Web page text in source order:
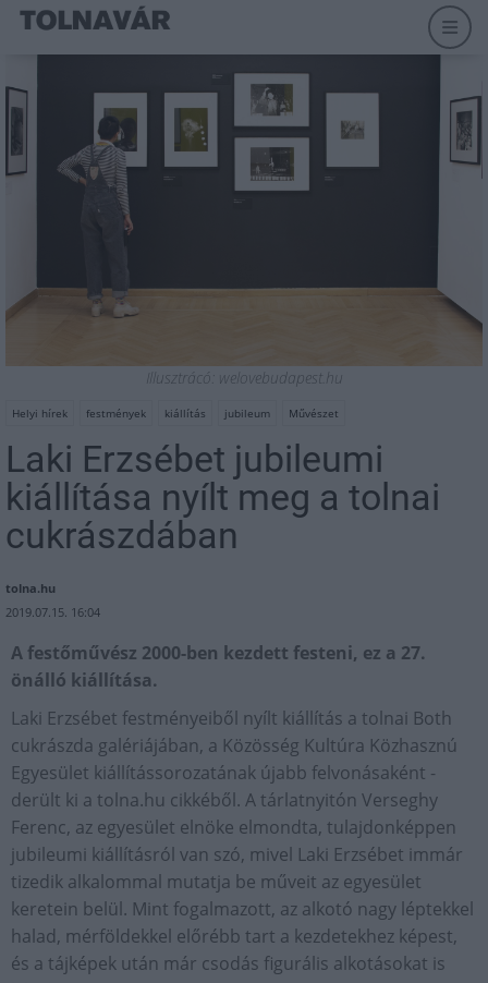
Illusztrácó: welovebudapest.hu
Helyi hírek festmények kiállítás jubileum Művészet
Laki Erzsébet jubileumi
kiállítása nyílt meg a tolnai
cukrászdában
tolna.hu
2019.07.15. 16:04
A festőművész 2000-ben kezdett festeni, ez a 27.
önálló kiállítása.
Laki Erzsébet festményeiből nyílt kiállítás a tolnai Both
cukrászda galériájában, a Közösség Kultúra Közhasznú
Egyesület kiállítássorozatának újabb felvonásaként -
derült ki a tolna.hu cikkéből. A tárlatnyitón Verseghy
Ferenc, az egyesület elnöke elmondta, tulajdonképpen
jubileumi kiállításról van szó, mivel Laki Erzsébet immár
tizedik alkalommal mutatja be műveit az egyesület
keretein belül. Mint fogalmazott, az alkotó nagy léptekkel
halad, mérföldekkel előrébb tart a kezdetekhez képest,
és a tájképek után már csodás figurális alkotásokat is